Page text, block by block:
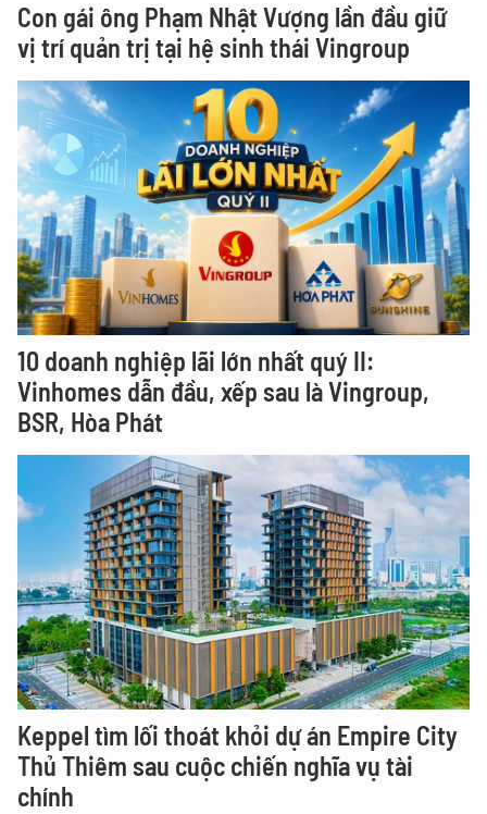
Con gái ông Phạm Nhật Vượng lần đầu giữ
vị trí quản trị tại hệ sinh thái Vingroup
10 doanh nghiệp lãi lớn nhất quý II:
Vinhomes dẫn đầu, xếp sau là Vingroup,
BSR, Hòa Phát
Keppel tìm lối thoát khỏi dự án Empire City
Thủ Thiêm sau cuộc chiến nghĩa vụ tài
chính